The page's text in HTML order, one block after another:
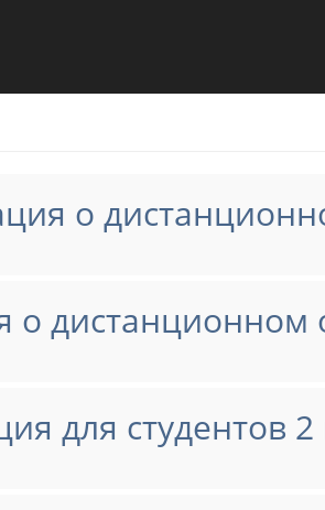
о
дистанционном
для студентов 2